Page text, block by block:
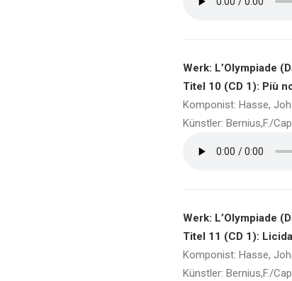
Werk: L’Olympiade
Titel 10 (CD 1): Più
Komponist: Hasse,
Künstler: Bernius,F./
Werk: L’Olympiade
Titel 11 (CD 1):
Komponist: Hasse,
Künstler: Bernius,F./